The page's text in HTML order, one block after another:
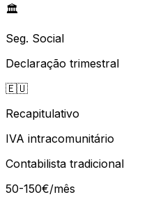
🏛️
Seg. Social
Declaração trimestral
🇪🇺
Recapitulativo
IVA intracomunitário
Contabilista tradicional
50-150€/mês